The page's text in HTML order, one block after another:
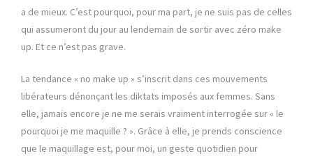
a de mieux. C’est pourquoi, pour ma part, je ne suis pas de celles
qui assumeront du jour au lendemain de sortir avec zéro make
up. Et ce n’est pas grave.
La tendance « no make up » s’inscrit dans ces mouvements
libérateurs dénonçant les diktats imposés aux femmes. Sans
elle, jamais encore je ne me serais vraiment interrogée sur « le
pourquoi je me maquille ? ». Grâce à elle, je prends conscience
que le maquillage est, pour moi, un geste quotidien pour